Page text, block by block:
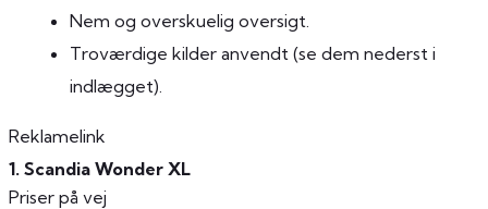
Nem og overskuelig oversigt.
Troværdige kilder anvendt (se dem nederst i
indlægget).
Reklamelink
1. Scandia Wonder XL
Priser på vej